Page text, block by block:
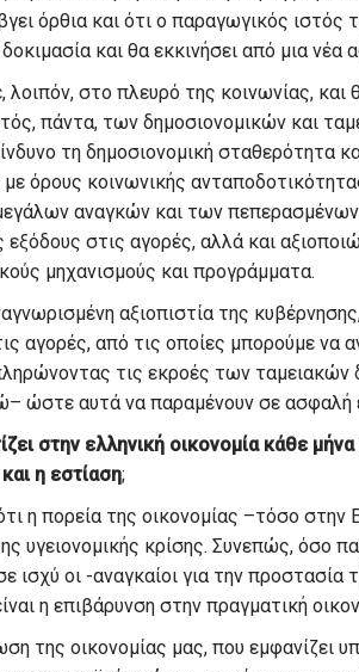
όρθια και ότι ο παραγωγικός
και θα εκκινήσει από μια
λοιπόν, στο πλευρό της κοινωνίας,
πάντα, των δημοσιονομικών και
τη δημοσιονομική σταθερότητα
όρους κοινωνικής
αναγκών και των
εξόδους στις αγορές, αλλά και
μηχανισμούς και προγράμματα.
αξιοπιστία της
αγορές, από τις οποίες μπορούμε να
τις εκροές των
ώστε αυτά να παραμένουν σε ασφαλή
στην ελληνική οικονομία κάθε
η εστίαση;
η πορεία της οικονομίας –τόσο
υγειονομικής κρίσης. Συνεπώς, όσο
ισχύ οι -αναγκαίοι για την προστασία
η επιβάρυνση στην πραγματική
της οικονομίας μας, που εμφανίζει